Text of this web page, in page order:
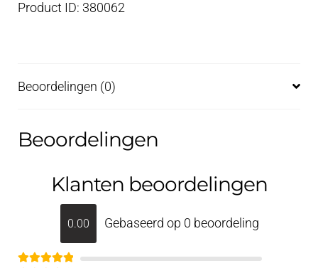
Product ID: 380062
Beoordelingen (0)
Beoordelingen
Klanten beoordelingen
0.00 Gebaseerd op 0 beoordeling